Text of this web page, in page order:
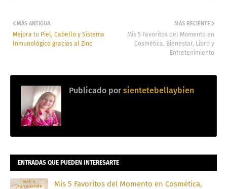
MÁS RECIENTE
Mis 5 Favoritos del Momento en
Cosmética, Bienestar, Libro y
Entretenimiento
MÁS ANTIGUA
Mejora tu Piel, Cabello y Sistema
Inmunológico gracias al Zinc
Publicado por sientetebellaybien
ENTRADAS QUE PUEDEN INTERESARTE
Mis 5 Favoritos del Momento en Cosmética,